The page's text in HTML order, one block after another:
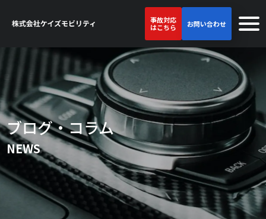
事故対応
はこちら
お問い合わせ
ブログ・コラム
NEWS